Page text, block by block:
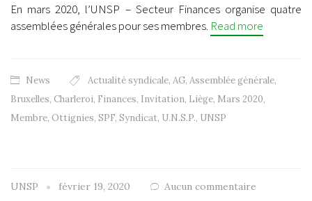
En mars 2020, l’UNSP – Secteur Finances organise quatre
assemblées générales pour ses membres. Read more
News Actualité syndicale, AG, Assemblée générale,
Bruxelles, Charleroi, Finances, Invitation, Liège, Mars 2020,
Membre, Ottignies, SPF, Syndicat, U.N.S.P., UNSP
UNSP février 19, 2020 Aucun commentaire